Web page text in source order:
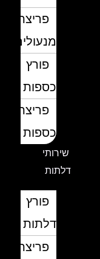
פריצת
מנעולים
פורץ
כספות
פריצת
כספות
שירותי
דלתות
פורץ
דלתות
פריצת